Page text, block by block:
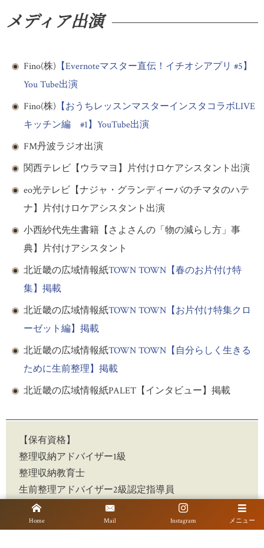
メディア出演
Fino(株) 【Evernoteマスター直伝！イチオシアプリ #5】
You Tube出演
Fino(株) 【おうちレッスンマスターインスタコラボLIVE
キッチン編 #1】YouTube出演
FM丹波ラジオ出演
関西テレビ【ウラマヨ】片付けロケアシスタント出演
eo光テレビ【ナジャ・グランディーバのチマタのハテ
ナ】片付けロケアシスタント出演
小西紗代先生書籍【さよさんの「物の減らし方」事
典】片付けアシスタント
北近畿の広域情報紙TOWN TOWN【春のお片付け特
集】掲載
北近畿の広域情報紙TOWN TOWN【お片付け特集クロ
ーゼット編】掲載
北近畿の広域情報紙TOWN TOWN【自分らしく生きる
ために生前整理】掲載
北近畿の広域情報紙PALET【インタビュー】掲載
【保有資格】
整理収納アドバイザー1級
整理収納教育士
生前整理アドバイザー2級認定指導員
Fino社認定 おうちレッスンマスター
EvernoteMaster（iOS）
メニュー
Home Mail Instagram